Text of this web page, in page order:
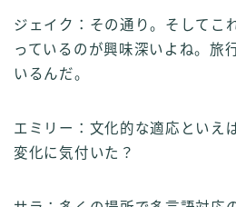
ジェイク：その通り。そしてこ
っているのが興味深いよね。旅
いるんだ。
エミリー：文化的な適応といえ
変化に気付いた？